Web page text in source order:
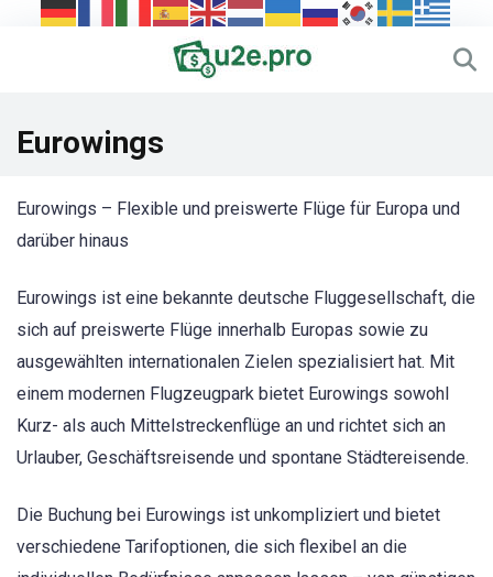
Eurowings
Eurowings – Flexible und preiswerte Flüge für Europa und
darüber hinaus
Eurowings ist eine bekannte deutsche Fluggesellschaft, die
sich auf preiswerte Flüge innerhalb Europas sowie zu
ausgewählten internationalen Zielen spezialisiert hat. Mit
einem modernen Flugzeugpark bietet Eurowings sowohl
Kurz- als auch Mittelstreckenflüge an und richtet sich an
Urlauber, Geschäftsreisende und spontane Städtereisende.
Die Buchung bei Eurowings ist unkompliziert und bietet
verschiedene Tarifoptionen, die sich flexibel an die